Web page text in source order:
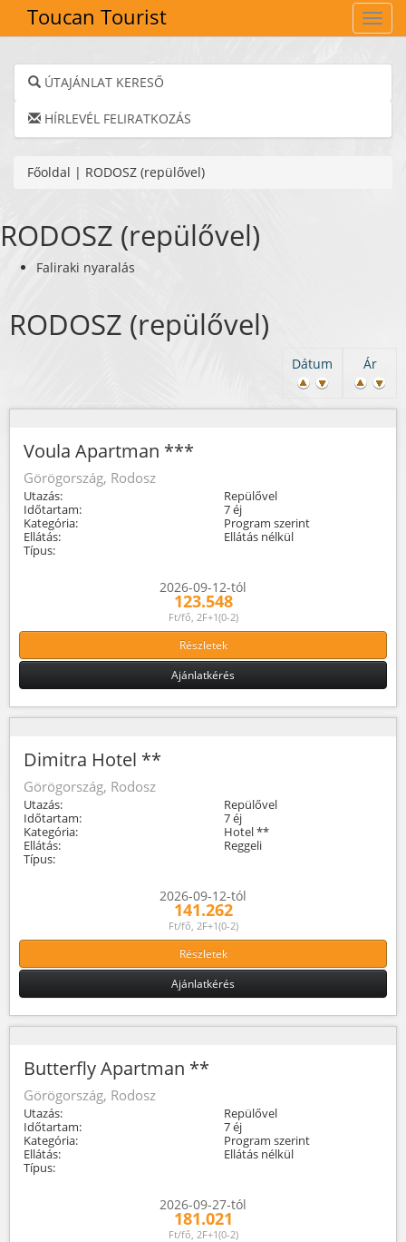
Toucan Tourist
ÚTAJÁNLAT KERESŐ
HÍRLEVÉL FELIRATKOZÁS
Főoldal | RODOSZ (repülővel)
RODOSZ (repülővel)
Faliraki nyaralás
RODOSZ (repülővel)
Ár
Dátum
Voula Apartman ***
Görögország, Rodosz
Utazás:
Repülővel
Időtartam:
7 éj
Kategória:
Program szerint
Ellátás:
Ellátás nélkül
Típus:
2026-09-12-tól
123.548
Ft/fő, 2F+1(0-2)
Részletek
Ajánlatkérés
Dimitra Hotel **
Görögország, Rodosz
Utazás:
Repülővel
Időtartam:
7 éj
Kategória:
Hotel **
Ellátás:
Reggeli
Típus:
2026-09-12-tól
141.262
Ft/fő, 2F+1(0-2)
Részletek
Ajánlatkérés
Butterfly Apartman **
Görögország, Rodosz
Utazás:
Repülővel
Időtartam:
7 éj
Kategória:
Program szerint
Ellátás:
Ellátás nélkül
Típus:
2026-09-27-tól
181.021
Ft/fő, 2F+1(0-2)